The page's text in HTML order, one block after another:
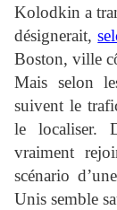
Kolodkin a
désignerait,
Boston, ville
Mais selon
suivent le
le localiser.
vraiment
scénario
Unis semble